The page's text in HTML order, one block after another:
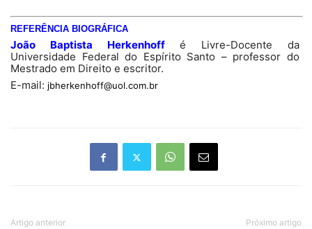
REFERÊNCIA BIOGRÁFICA
João Baptista Herkenhoffé Livre-Docente da
Universidade Federal do Espírito Santo – professor do
Mestrado em Direito e escritor.
E-mail: jbherkenhoff@uol.com.br
Artigo anterior Próximo artigo